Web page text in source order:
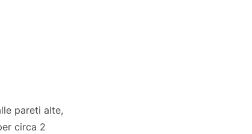
pareti alte,
circa 2